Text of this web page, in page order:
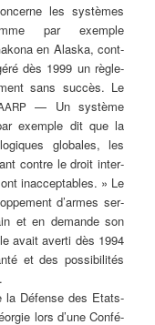
les sys­tè­mes
par exemp­le
en Alas­ka, cont­
dès 1999 un règle­
sans suc­cès. Le
— Un sys­tème
exemp­le dit que la
glo­ba­les, les
cont­re le droit inter­
inac­cep­ta­bles. » Le
d’armes ser­
et en de­mandeson
avait aver­ti dès 1994
et des pos­si­bi­li­tés
la Défen­se des Etats-
lors d’une Con­fé­